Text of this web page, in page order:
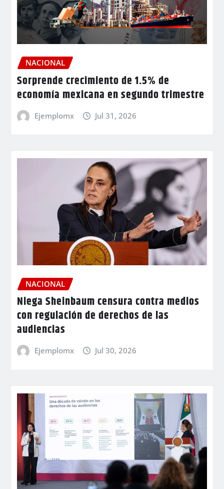
NACIONAL
Sorprende crecimiento de 1.5% de
economía mexicana en segundo trimestre
Ejemplomx Jul 31, 2026
NACIONAL
Niega Sheinbaum censura contra medios
con regulación de derechos de las
audiencias
Ejemplomx Jul 30, 2026